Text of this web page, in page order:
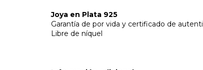
Joya en Plata 925
Garantía de por vida y certificado de
Libre de níquel